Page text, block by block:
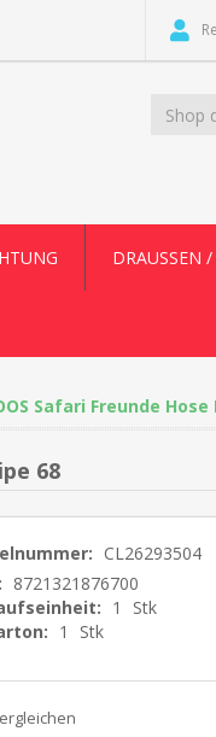
DRAUSSEN
Safari Freunde
68
CL26293504
8721321876700
1
Stk
1 Stk